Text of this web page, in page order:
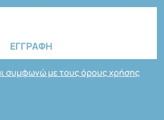
συμφωνώ με τους όρους χρήσης